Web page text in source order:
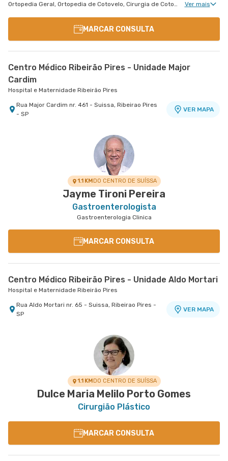
Ortopedia Geral, Ortopedia de Cotovelo, Cirurgia de Cotovelo, Cirurgia de Ombro Ver mais
MARCAR CONSULTA
Centro Médico Ribeirão Pires - Unidade Major
Cardim
Hospital e Maternidade Ribeirão Pires
Rua Major Cardim nr. 461 - Suissa, Ribeirao Pires
- SP
VER MAPA
1.1 KMDO CENTRO DE SUÍSSA
Jayme Tironi Pereira
Gastroenterologista
Gastroenterologia Clinica
MARCAR CONSULTA
Centro Médico Ribeirão Pires - Unidade Aldo Mortari
Hospital e Maternidade Ribeirão Pires
Rua Aldo Mortari nr. 65 - Suissa, Ribeirao Pires -
SP
VER MAPA
1.1 KMDO CENTRO DE SUÍSSA
Dulce Maria Melilo Porto Gomes
Cirurgião Plástico
MARCAR CONSULTA